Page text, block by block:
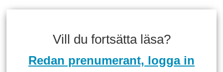
Vill du fortsätta läsa?
Redan prenumerant, logga in